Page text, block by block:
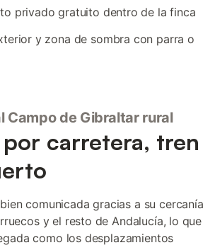
privado gratuito dentro de la finca
y zona de sombra con parra o
Campo de Gibraltar rural
carretera, tren
comunicada gracias a su cercanía
y el resto de Andalucía, lo que
como los desplazamientos